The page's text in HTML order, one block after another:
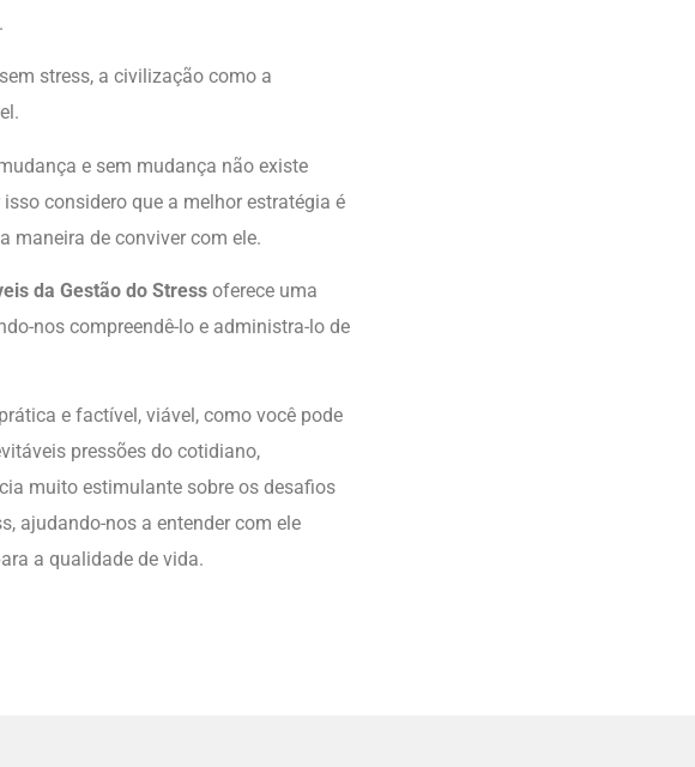
stress, a civilização como a
e sem mudança não existe
considero que a melhor estratégia é
maneira de conviver com ele.
da Gestão do Stress oferece uma
nos compreendê-lo e administra-lo de
e factível, viável, como você pode
pressões do cotidiano,
muito estimulante sobre os desafios
ajudando-nos a entender com ele
a qualidade de vida.